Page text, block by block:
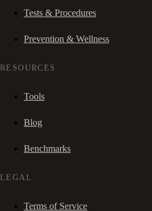
Tests & Procedures
Prevention & Wellness
RESOURCES
Tools
Blog
Benchmarks
LEGAL
Terms of Service